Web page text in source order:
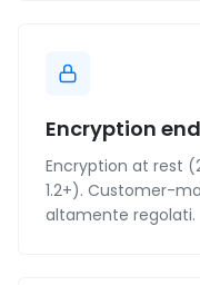
Encryption
Encryption at rest
1.2+). Customer-
altamente regolati.